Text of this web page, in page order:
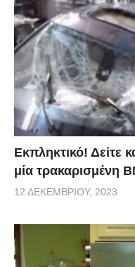
Εκπληκτικό! Δείτε
μία τρακαρισμένη
12 ΔΕΚΕΜΒΡΊΟΥ, 2023